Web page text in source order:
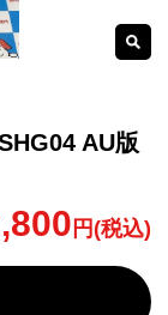
AU版
円(税込)